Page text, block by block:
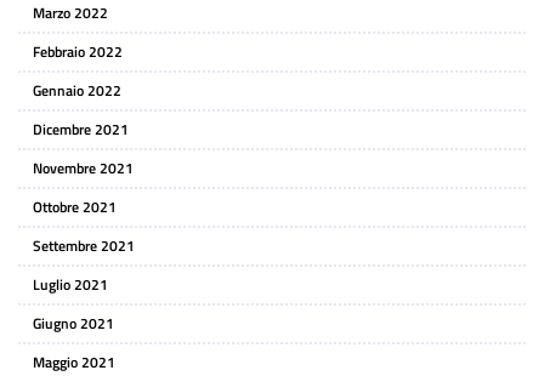
Marzo 2022
Febbraio 2022
Gennaio 2022
Dicembre 2021
Novembre 2021
Ottobre 2021
Settembre 2021
Luglio 2021
Giugno 2021
Maggio 2021